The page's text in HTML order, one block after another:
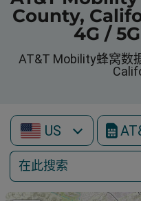
County,
4G /
AT&T Mobility蜂窝数
US